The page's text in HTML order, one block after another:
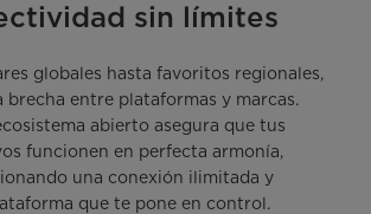
sin límites
globales hasta favoritos regionales,
brecha entre plataformas y marcas.
abierto asegura que tus
funcionen en perfecta armonía,
una conexión ilimitada y
que te pone en control.